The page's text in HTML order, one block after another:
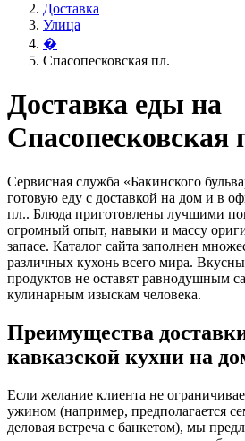
Доставка
Улица
�
Спасопесковская пл.
Доставка еды на
Спасопесковская
Сервисная служба «Бакинского
готовую еду с доставкой на дом и в
пл.. Блюда приготовлены лучшими
огромный опыт, навыки и массу
запасе. Каталог сайта заполнен
различных кухонь всего мира.
продуктов не оставят равнодушным
кулинарным изыскам человека.
Преимущества
кавказской кухни на
Если желание клиента не
ужином (например, предполагается
деловая встреча с банкетом), мы